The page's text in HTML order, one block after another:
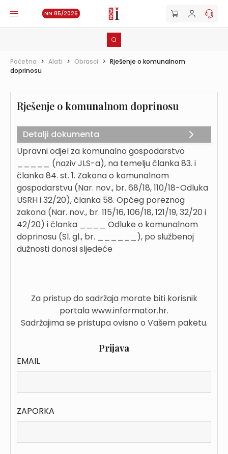
NN 85/2026
Početna > Alati > Obrasci > Rješenje o komunalnom
doprinosu
Rješenje o komunalnom doprinosu
Detalji dokumenta
Upravni odjel za komunalno gospodarstvo
_____ (naziv JLS-a), na temelju članka 83. i
članka 84. st. 1. Zakona o komunalnom
gospodarstvu (Nar. nov., br. 68/18, 110/18-Odluka
USRH i 32/20), članka 58. Općeg poreznog
zakona (Nar. nov., br. 115/16, 106/18, 121/19, 32/20 i
42/20) i članka ____ Odluke o komunalnom
doprinosu (Sl. gl., br. ______), po službenoj
dužnosti donosi sljedeće
Za pristup do sadržaja morate biti korisnik
portala www.informator.hr.
Sadržajima se pristupa ovisno o Vašem paketu.
Prijava
EMAIL
ZAPORKA